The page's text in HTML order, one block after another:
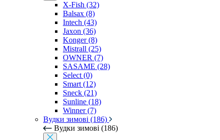
X-Fish (32)
Balsax (8)
Intech (43)
Jaxon (36)
Konger (8)
Mistrall (25)
OWNER (7)
SASAME (28)
Select (0)
Smart (12)
Sneck (21)
Sunline (18)
Winner (7)
Вудки зимові (186)
Вудки зимові (186)